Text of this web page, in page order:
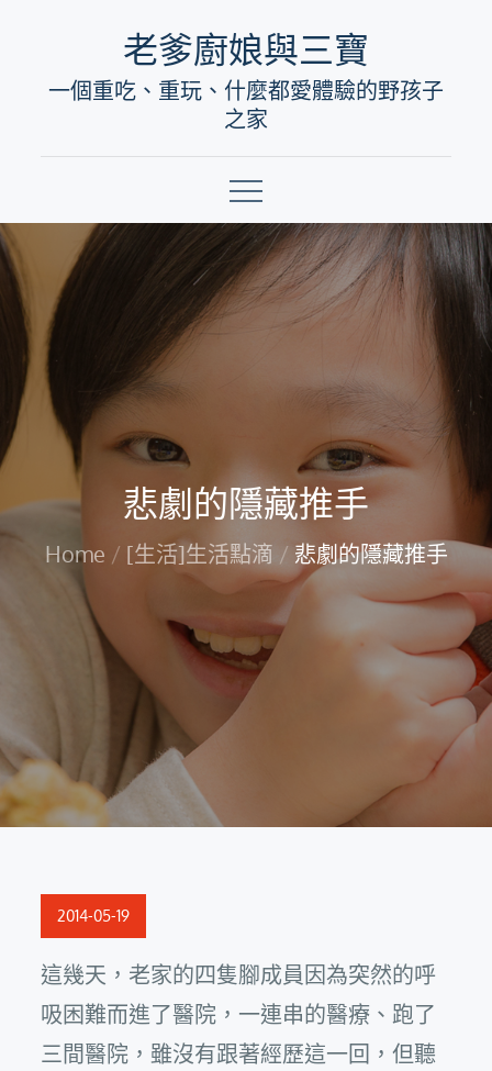
content
老爹廚娘與三寶
一個重吃、重玩、什麼都愛體驗的野孩子
之家
悲劇的隱藏推手
Home [生活]生活點滴 悲劇的隱藏推手
Posted
2014-05-19
這幾天，老家的四隻腳成員因為突然的呼
吸困難而進了醫院，一連串的醫療、跑了
三間醫院，雖沒有跟著經歷這一回，但聽